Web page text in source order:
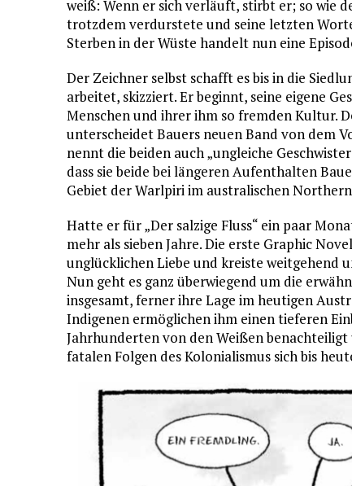
weiß: Wenn er sich verläuft, stirbt er; so wie
trotzdem verdurstete und seine letzten
Sterben in der Wüste handelt nun eine
Der Zeichner selbst schafft es bis in die
arbeitet, skizziert. Er beginnt, seine eigene
Menschen und ihrer ihm so fremden Kultur.
unterscheidet Bauers neuen Band von dem
nennt die beiden auch „ungleiche
dass sie beide bei längeren Aufenthalten
Gebiet der Warlpiri im australischen
Hatte er für „Der salzige Fluss“ ein paar
mehr als sieben Jahre. Die erste Graphic
unglücklichen Liebe und kreiste weitgehend
Nun geht es ganz überwiegend um die
insgesamt, ferner ihre Lage im heutigen
Indigenen ermöglichen ihm einen tieferen
Jahrhunderten von den Weißen
fatalen Folgen des Kolonialismus sich bis